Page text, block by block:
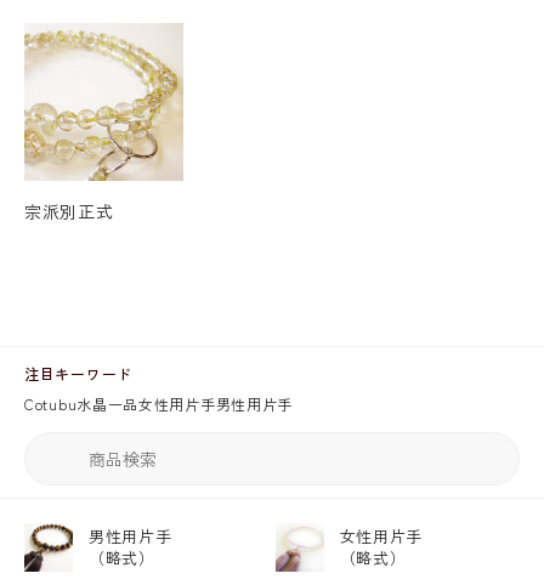
注目キーワード
Cotubu水晶一品女性用片手男性用片手
男性用片手
（略式）
女性用片手
（略式）
宗派別正式